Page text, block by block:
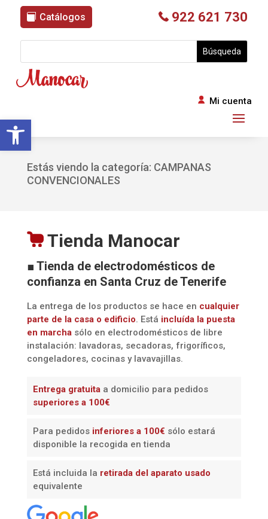
Abrir barra de herramientas
Catálogos 922 621 730
Mi cuenta
Estás viendo la categoría: CAMPANAS
CONVENCIONALES
Tienda Manocar
■ Tienda de electrodomésticos de
confianza en Santa Cruz de Tenerife
La entrega de los productos se hace en cualquier
parte de la casa o edificio. Está incluída la puesta
en marchasólo en electrodomésticos de libre
instalación: lavadoras, secadoras, frigoríficos,
congeladores, cocinas y lavavajillas.
Entrega gratuitaa domicilio para pedidos
superiores a 100€
Para pedidos inferiores a 100€ sólo estará
disponible la recogida en tienda
Está incluida la retirada del aparato usado
equivalente